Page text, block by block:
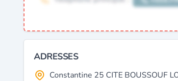
ADRESSES
Constantine 25 CITE BOUSSOUF